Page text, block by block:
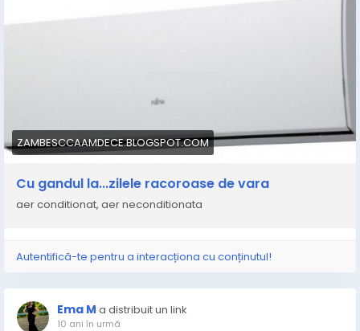
ZAMBESCCAAMDECE.BLOGSPOT.COM
Cu gandul la...zilele racoroase de vara
aer conditionat, aer neconditionata
Autentifică-te pentru a interacționa cu conținutul!
Ema M a distribuit un link
10 ani în urmă